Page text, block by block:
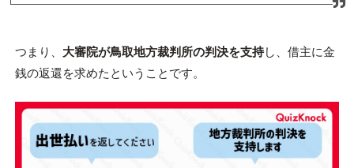
つまり、 大審院が鳥取地方裁判所の判決を支持し、借主に金
銭の返還を求めたということです。